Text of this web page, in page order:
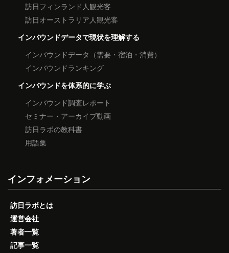
訪日フィンランド人観光客
訪日オーストラリア人観光客
インバウンドデータで現状を理解する
インバウンドデータ（需要・宿泊・消費）
インバウンドランキング
インバウンドを体系的に学ぶ
インバウンド調査レポート
セミナー・アーカイブ動画
訪日ラボの教科書
用語集
インフォメーション
訪日ラボとは
運営会社
著者一覧
記事一覧